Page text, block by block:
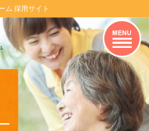
ム 採用サイト